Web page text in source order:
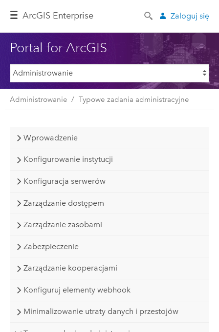
ArcGIS Enterprise Zaloguj się
Portal for ArcGIS
Administrowanie Typowe zadania administracyjne
Wprowadzenie
Konfigurowanie instytucji
Konfiguracja serwerów
Zarządzanie dostępem
Zarządzanie zasobami
Zabezpieczenie
Zarządzanie kooperacjami
Konfiguruj elementy webhook
Minimalizowanie utraty danych i przestojów